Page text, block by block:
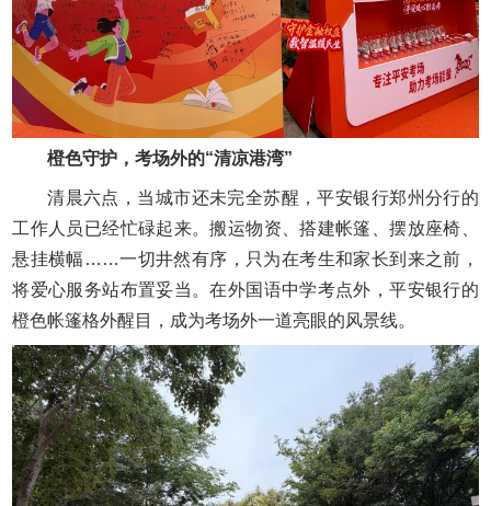
橙色守护，考场外的“清凉港湾”
清晨六点，当城市还未完全苏醒，平安银行郑州分行的
工作人员已经忙碌起来。搬运物资、搭建帐篷、摆放座椅、
悬挂横幅……一切井然有序，只为在考生和家长到来之前，
将爱心服务站布置妥当。在外国语中学考点外，平安银行的
橙色帐篷格外醒目，成为考场外一道亮眼的风景线。